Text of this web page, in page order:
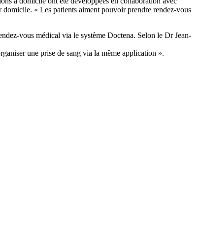
« Les patients aiment pouvoir prendre rendez-vous
vous médical via le système Doctena. Selon le Dr Jean-
une prise de sang via la même application ».